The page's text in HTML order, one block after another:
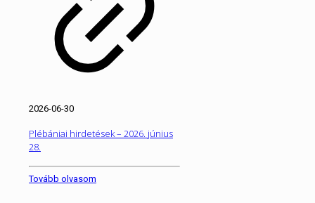
2026-06-30
Plébániai hirdetések – 2026. június
28.
Tovább olvasom